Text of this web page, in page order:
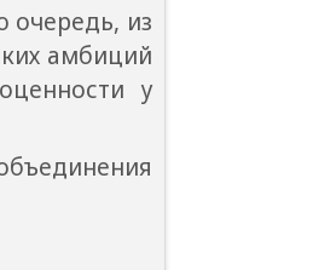
очередь, из
амбиций
у